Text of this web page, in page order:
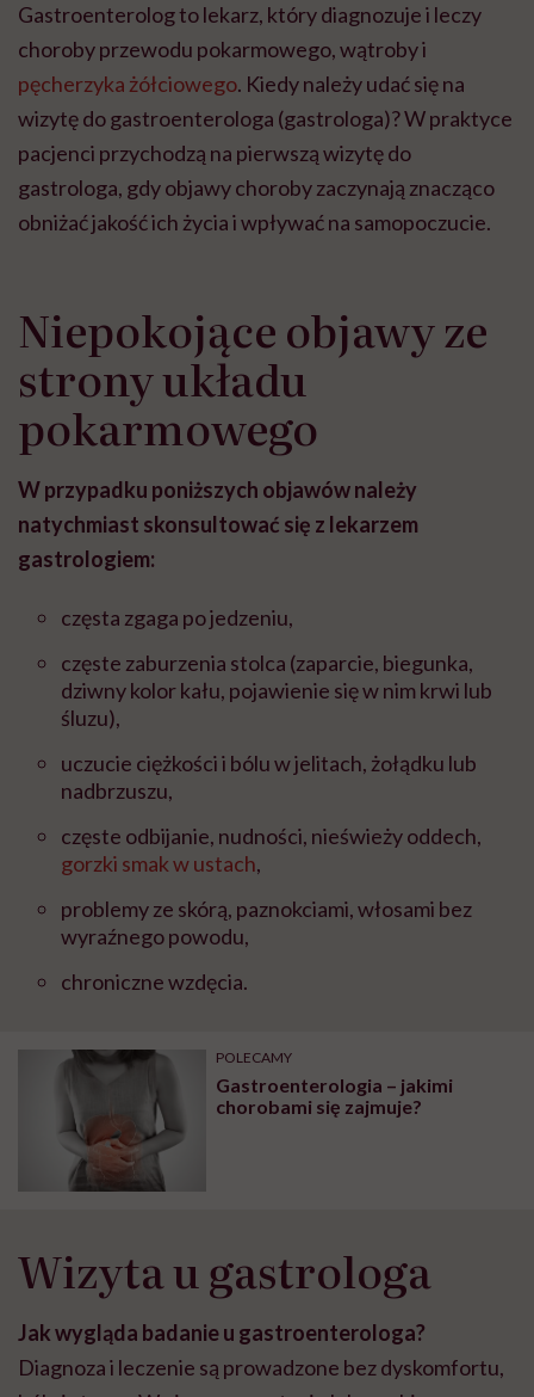
może chyba tylko
głupota i brak
wyobraźni"
pracy
Gastroenterolog to lekarz, który diagnozuje i leczy
choroby przewodu pokarmowego, wątroby i
pęcherzyka żółciowego. Kiedy należy udać się na
wizytę do gastroenterologa (gastrologa)? W praktyce
pacjenci przychodzą na pierwszą wizytę do
gastrologa, gdy objawy choroby zaczynają znacząco
obniżać jakość ich życia i wpływać na samopoczucie.
Niepokojące objawy ze
strony układu
pokarmowego
W przypadku poniższych objawów należy
natychmiast skonsultować się z lekarzem
gastrologiem:
częsta zgaga po jedzeniu,
częste zaburzenia stolca (zaparcie, biegunka,
dziwny kolor kału, pojawienie się w nim krwi lub
śluzu),
uczucie ciężkości i bólu w jelitach, żołądku lub
nadbrzuszu,
częste odbijanie, nudności, nieświeży oddech,
gorzki smak w ustach,
problemy ze skórą, paznokciami, włosami bez
wyraźnego powodu,
chroniczne wzdęcia.
POLECAMY
Gastroenterologia – jakimi
chorobami się zajmuje?
Wizyta u gastrologa
Jak wygląda badanie u gastroenterologa?
Diagnoza i leczenie są prowadzone bez dyskomfortu,